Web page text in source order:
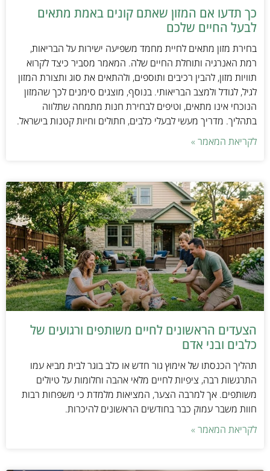
כך תדעו אם המזון שאתם קונים באמת מתאים
לבעל החיים שלכם
בחירת מזון מתאים לחיית מחמד משפיעה ישירות על הבריאות,
רמת האנרגיה ותוחלת החיים שלה. המאמר מסביר כיצד לקרוא
תוויות מזון, להבין רכיבים ותוספים, ולהתאים את סוג ותצורת המזון
לגיל, לגודל ולמצב הבריאותי. בנוסף, מוצגים סימנים לכך שהמזון
הנוכחי אינו מתאים, וטיפים לבחירת חנות מתמחה שתלווה
בתהליך. מדריך מעשי לבעלי כלבים, חתולים וחיות קטנות בישראל.
לקריאת המאמר »
הצעדים הראשונים לחיים משותפים ורגועים של
כלבים ובני אדם
תהליך הכנסתו של אימוץ גור חדש או כלב בוגר לבית מביא עמו
התרגשות רבה, ציפיות לחיים מלאי אהבה וחלומות על טיולים
משותפים. אך למרבה הצער, המציאות מלמדת כי משפחות רבות
חוות משבר עמוק כבר בחודשים הראשונים להיכרות.
לקריאת המאמר »